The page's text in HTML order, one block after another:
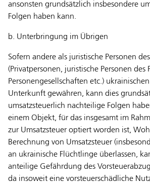
ansonsten grundsätzlich insbesondere
Folgen haben kann.
b. Unterbringung im Übrigen
Sofern andere als juristische Personen
(Privatpersonen, juristische Personen des
Personengesellschaften etc.)
Unterkunft gewähren, kann dies
umsatzsteuerlich nachteilige Folgen
einem Objekt, für das insgesamt im
zur Umsatzsteuer optiert worden ist,
Berechnung von Umsatzsteuer
an ukrainische Flüchtlinge überlassen,
anteilige Gefährdung des
da insoweit eine vorsteuerschädliche